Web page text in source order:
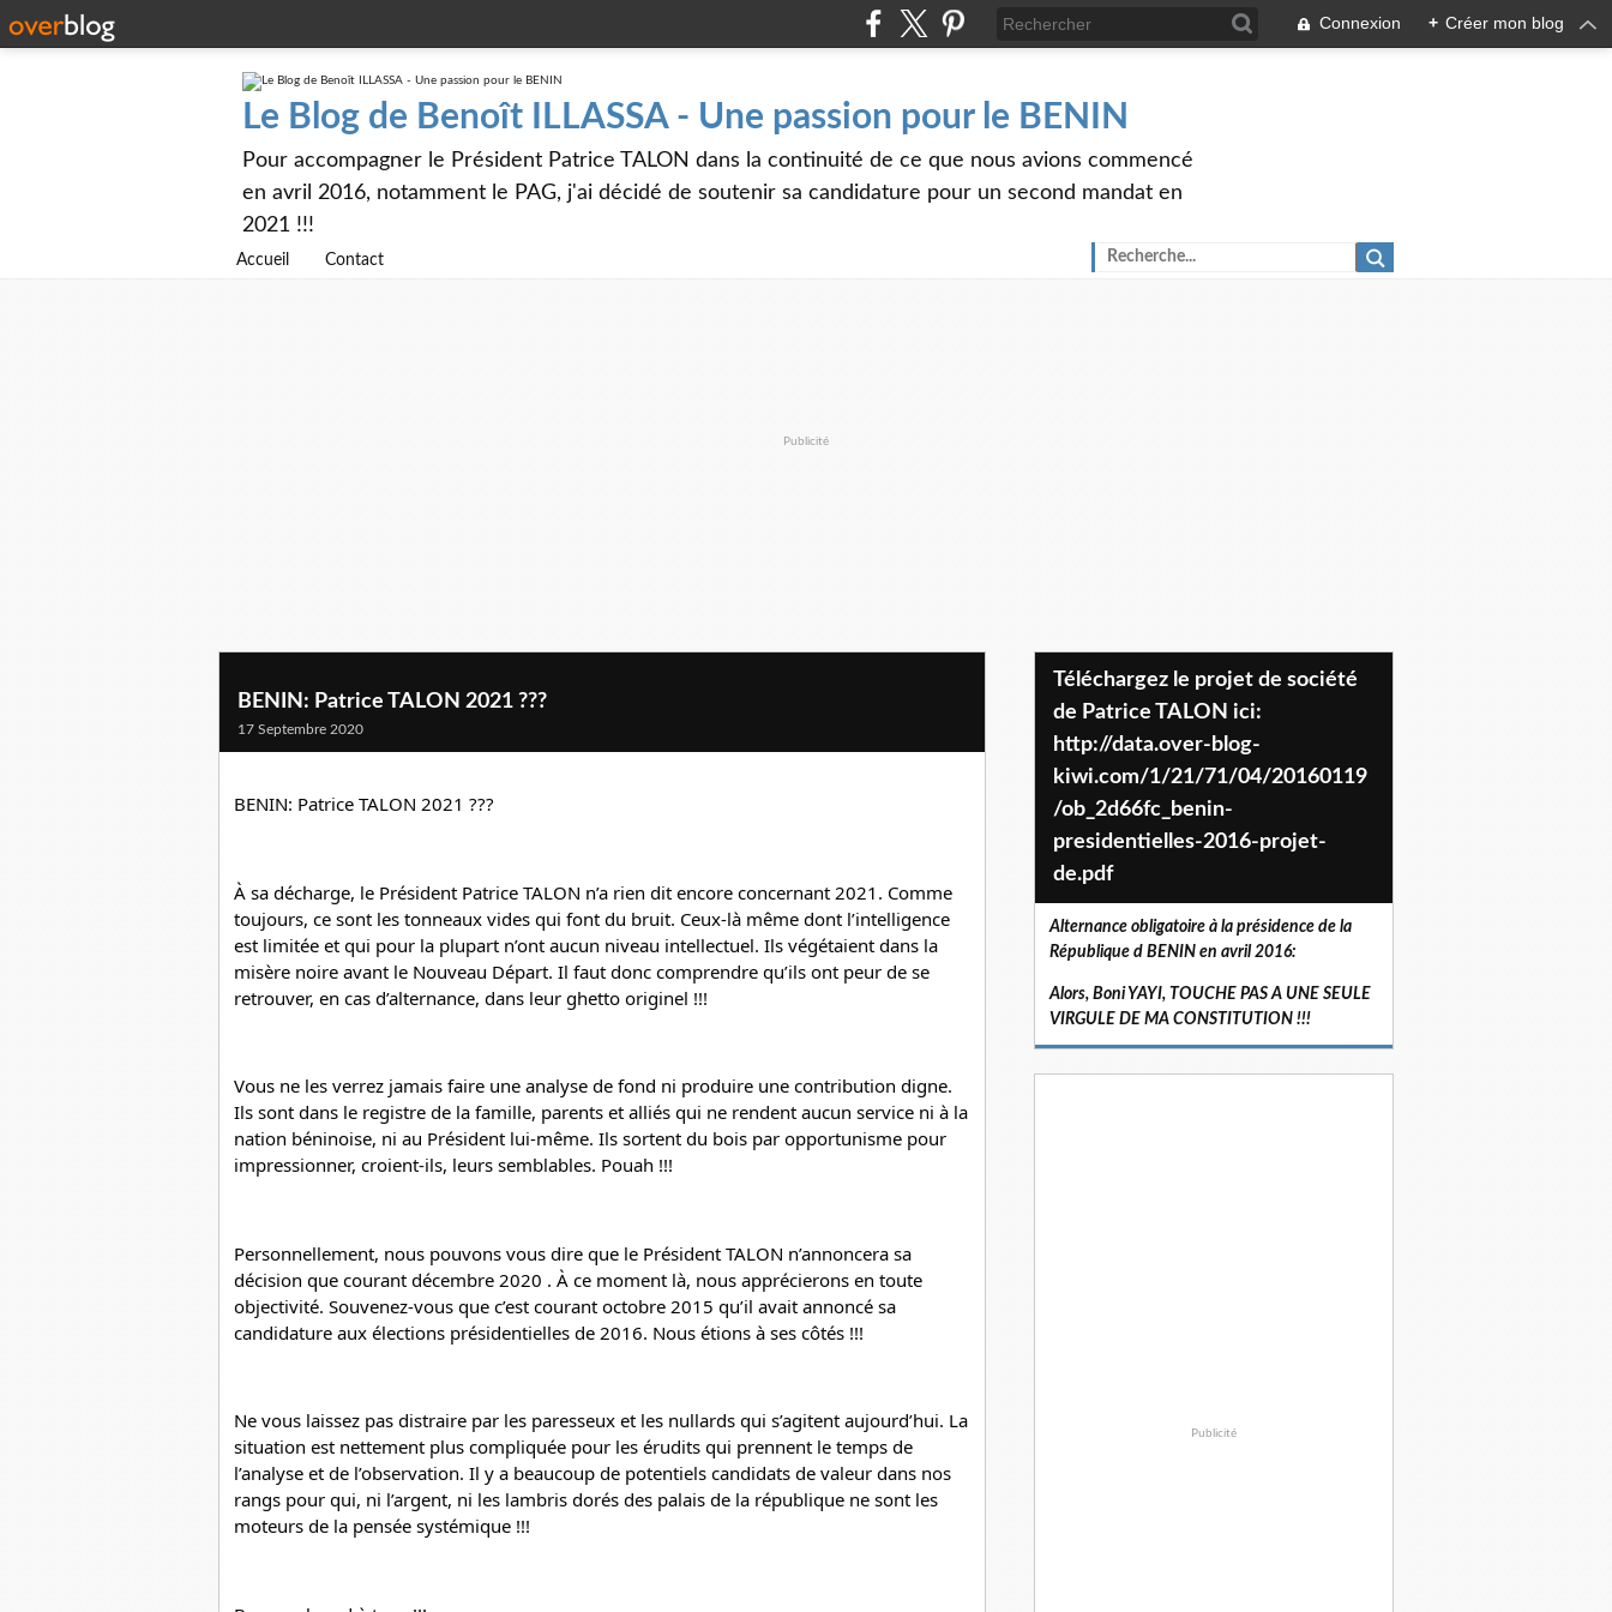
Connexion + Créer mon blog
Le Blog de Benoît ILLASSA - Une passion pour le BENIN
Pour accompagner le Président Patrice TALON dans la continuité de ce que nous avions commencé
en avril 2016, notamment le PAG, j'ai décidé de soutenir sa candidature pour un second mandat en
2021 !!!
Accueil Contact
Publicité
BENIN: Patrice TALON 2021 ???
17 Septembre 2020
BENIN: Patrice TALON 2021 ???
À sa décharge, le Président Patrice TALON n’a rien dit encore concernant 2021. Comme
toujours, ce sont les tonneaux vides qui font du bruit. Ceux-là même dont l’intelligence
est limitée et qui pour la plupart n’ont aucun niveau intellectuel. Ils végétaient dans la
misère noire avant le Nouveau Départ. Il faut donc comprendre qu’ils ont peur de se
retrouver, en cas d’alternance, dans leur ghetto originel !!!
Vous ne les verrez jamais faire une analyse de fond ni produire une contribution digne.
Ils sont dans le registre de la famille, parents et alliés qui ne rendent aucun service ni à la
nation béninoise, ni au Président lui-même. Ils sortent du bois par opportunisme pour
impressionner, croient-ils, leurs semblables. Pouah !!!
Personnellement, nous pouvons vous dire que le Président TALON n’annoncera sa
décision que courant décembre 2020 . À ce moment là, nous apprécierons en toute
objectivité. Souvenez-vous que c’est courant octobre 2015 qu’il avait annoncé sa
candidature aux élections présidentielles de 2016. Nous étions à ses côtés !!!
Ne vous laissez pas distraire par les paresseux et les nullards qui s’agitent aujourd’hui. La
situation est nettement plus compliquée pour les érudits qui prennent le temps de
l’analyse et de l’observation. Il y a beaucoup de potentiels candidats de valeur dans nos
rangs pour qui, ni l’argent, ni les lambris dorés des palais de la république ne sont les
moteurs de la pensée systémique !!!
Téléchargez le projet de société
de Patrice TALON ici:
http://data.over-blog-
kiwi.com/1/21/71/04/20160119
/ob_2d66fc_benin-
presidentielles-2016-projet-
de.pdf
Alternance obligatoire à la présidence de la
République d BENIN en avril 2016:
Alors, Boni YAYI, TOUCHE PAS A UNE SEULE
VIRGULE DE MA CONSTITUTION !!!
Publicité